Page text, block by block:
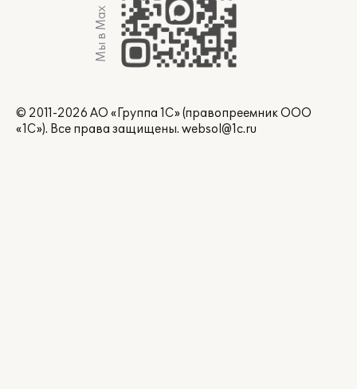
Мы в Max
© 2011-2026 АО «Группа 1С» (правопреемник ООО
«1С»). Все права защищены. websol@1c.ru